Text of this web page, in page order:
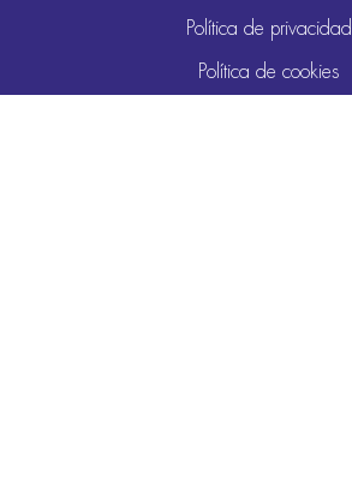
Política de privacidad
Política de cookies